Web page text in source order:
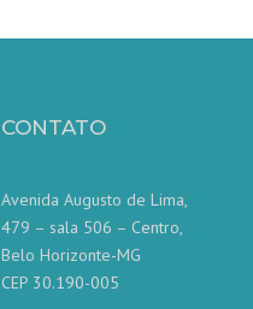
CONTATO
Avenida Augusto de Lima,
479 – sala 506 – Centro,
Belo Horizonte-MG
CEP 30.190-005